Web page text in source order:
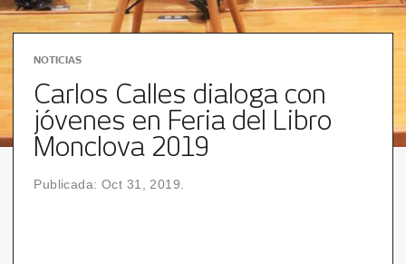
NOTICIAS
Carlos Calles dialoga con
jóvenes en Feria del Libro
Monclova 2019
Publicada: Oct 31, 2019.